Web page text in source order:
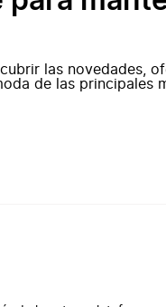
las novedades,
de las principales